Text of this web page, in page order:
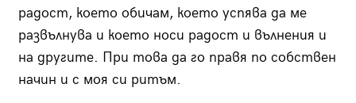
радост, което обичам, което успява да ме
развълнува и което носи радост и вълнения и
на другите. При това да го правя по собствен
начин и с моя си ритъм.